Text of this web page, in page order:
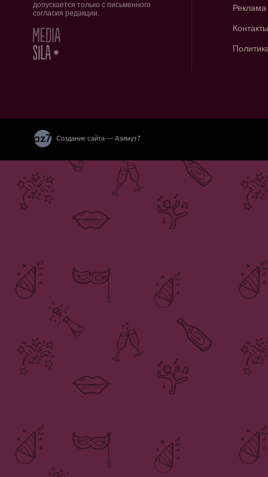
допускается только с письменного
согласия редакции.
Реклама
Контакты
Создание сайта — Азимут7